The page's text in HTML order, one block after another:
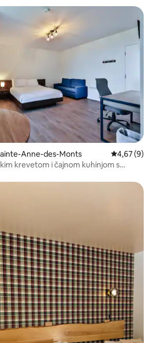
Anne-des-Monts Prosječna
4,67 (9)
krevetom i čajnom kuhinjom s